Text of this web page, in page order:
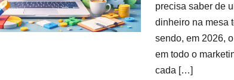
precisa saber de
dinheiro na mesa
sendo, em 2026,
em todo o
cada […]